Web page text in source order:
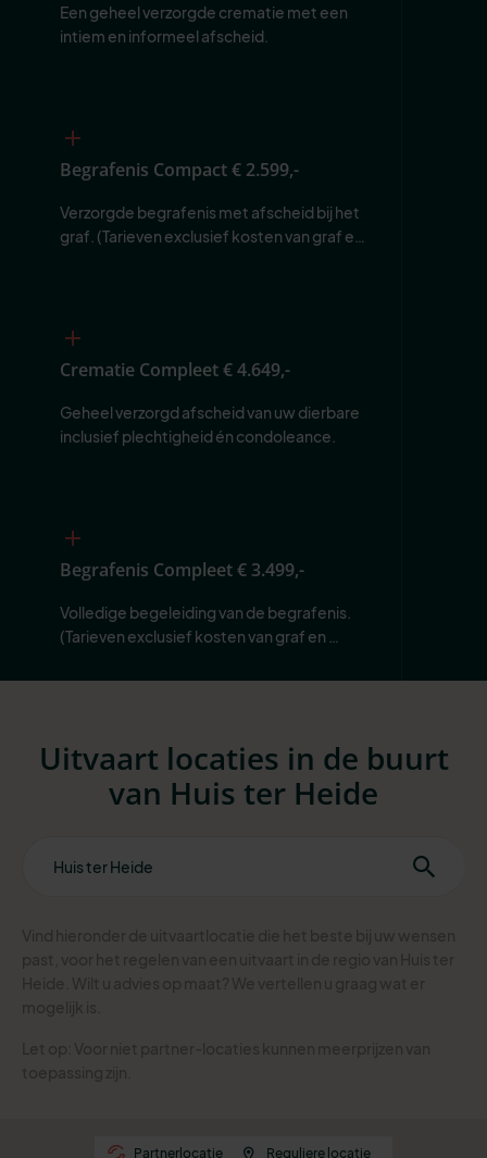
Een geheel verzorgde crematie met een
intiem en informeel afscheid.
Begrafenis Compact€ 2.599,-
Verzorgde begrafenis met afscheid bij het
graf. (Tarieven exclusief kosten van graf en
Crematie Compleet€ 4.649,-
Geheel verzorgd afscheid van uw dierbare
inclusief plechtigheid én condoleance.
Begrafenis Compleet€ 3.499,-
Volledige begeleiding van de begrafenis.
(Tarieven exclusief kosten van graf en
Uitvaart locaties in de buurt
van Huis ter Heide
Partnerlocatie Reguliere locatie